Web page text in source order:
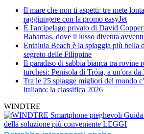
Il mare che non ti aspetti: tre mete
raggiungere con la promo easyJet
È l'arcipelago privato di David
Bahamas, dove il lusso diventa
Entalula Beach è la spiaggia più bella
segreto delle Filippine
Il paradiso di sabbia bianca tra rovine
turchesi: Penisola di Tróia, a un'ora da
Tra le 25 spiagge migliori del mondo
italiano: la classifica 2026
WINDTRE
Smartphone pieghevoli Guida
della soluzione più conveniente LEGGI